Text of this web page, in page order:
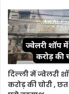
दिल्ली में ज्वेलरी
करोड़ की चोरी ,